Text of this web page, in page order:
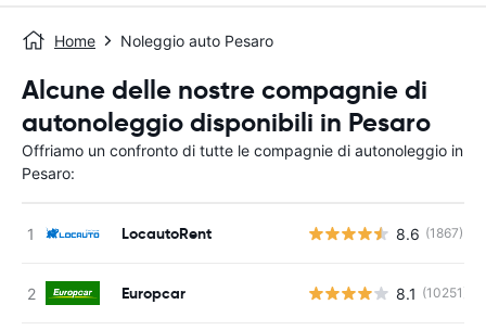
Home Noleggio auto Pesaro
Alcune delle nostre compagnie di
autonoleggio disponibili in Pesaro
Offriamo un confronto di tutte le compagnie di autonoleggio in
Pesaro:
LocautoRent 8.6 (1867)
Europcar 8.1 (10251)